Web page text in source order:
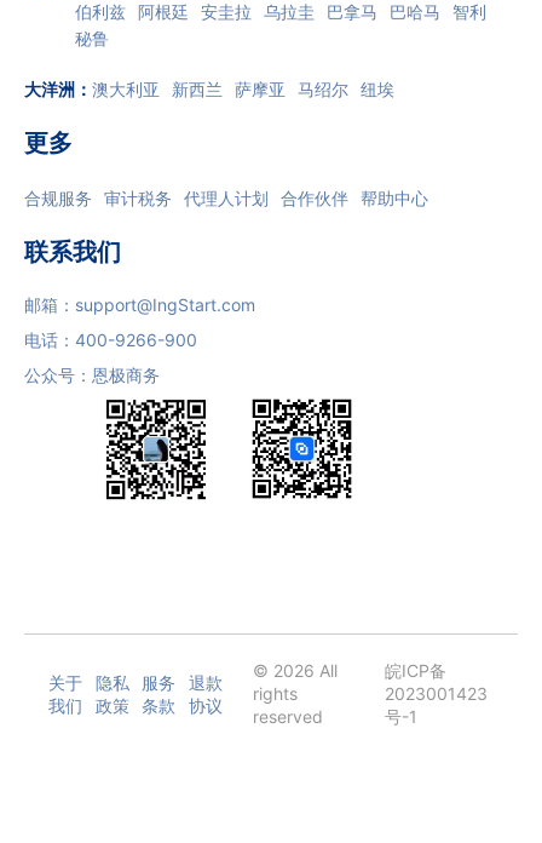
伯利兹 阿根廷 安圭拉 乌拉圭 巴拿马 巴哈马
智利
秘鲁
大洋洲 ： 澳大利亚 新西兰 萨摩亚 马绍尔 纽埃
更多
合规服务 审计税务 代理人计划 合作伙伴 帮助中心
联系我们
邮箱： support@IngStart.com
电话： 400-9266-900
公众号：恩极商务
关于
我们
隐私
政策
服务
条款
退款
协议
© 2026 All
rights
reserved
皖ICP备
2023001423
号-1